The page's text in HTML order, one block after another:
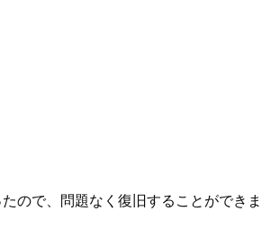
ので、問題なく復旧することができま